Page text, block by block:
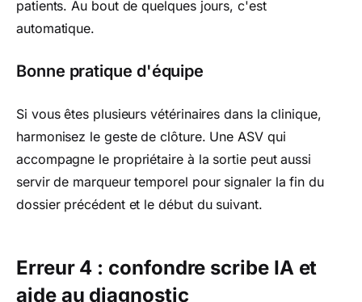
patients. Au bout de quelques jours, c'est
automatique.
Bonne pratique d'équipe
Si vous êtes plusieurs vétérinaires dans la clinique,
harmonisez le geste de clôture. Une ASV qui
accompagne le propriétaire à la sortie peut aussi
servir de marqueur temporel pour signaler la fin du
dossier précédent et le début du suivant.
Erreur 4 : confondre scribe IA et
aide au diagnostic